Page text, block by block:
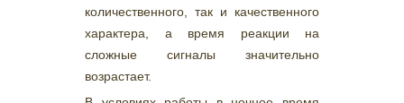
количественного, так и качественного
характера, а время реакции на
сложные сигналы значительно
возрастает.